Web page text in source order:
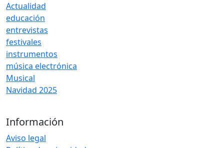
Actualidad
educación
entrevistas
festivales
instrumentos
música electrónica
Musical
Navidad 2025
Información
Aviso legal